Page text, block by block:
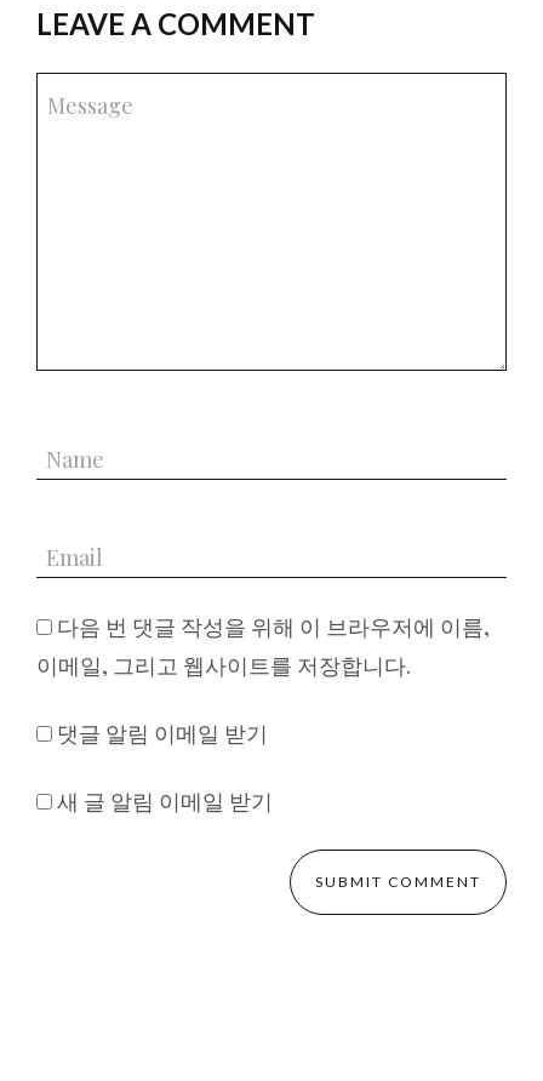
LEAVE A COMMENT
다음 번 댓글 작성을 위해 이 브라우저에 이름,
이메일, 그리고 웹사이트를 저장합니다.
댓글 알림 이메일 받기
새 글 알림 이메일 받기